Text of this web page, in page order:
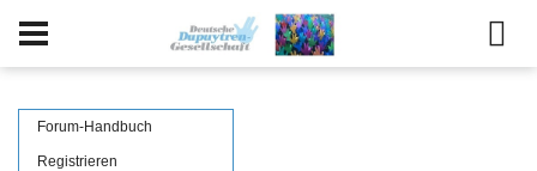
Forum-Handbuch
Registrieren